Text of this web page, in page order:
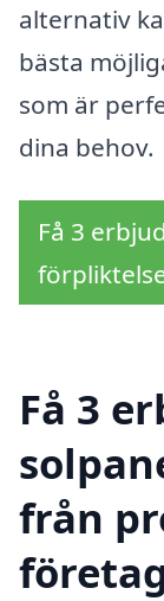
alternativ
bästa
som är
dina behov.
Få 3
Få 3
från